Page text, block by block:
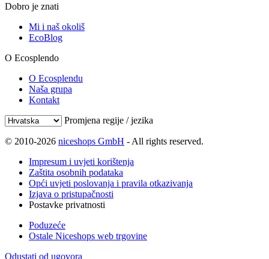
Dobro je znati
Mi i naš okoliš
EcoBlog
O Ecosplendo
O Ecosplendu
Naša grupa
Kontakt
Promjena regije / jezika
© 2010-2026 niceshops GmbH - All rights reserved.
Impresum i uvjeti korištenja
Zaštita osobnih podataka
Opći uvjeti poslovanja i pravila otkazivanja
Izjava o pristupačnosti
Postavke privatnosti
Poduzeće
Ostale Niceshops web trgovine
Odustati od ugovora